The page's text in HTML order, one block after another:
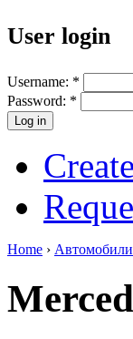
User login
Username: *
Password: *
Home › Автомобили